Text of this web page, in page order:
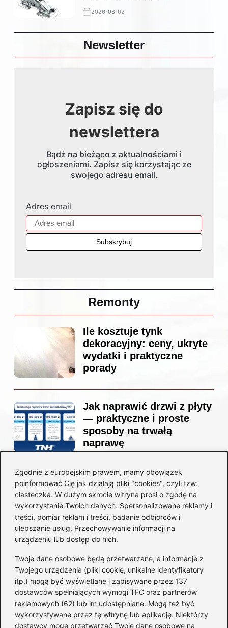
Zgodnie z europejskim prawem, mamy obowiązek
poinformować Cię jak działają pliki "cookies", czyli tzw.
ciasteczka. W dużym skrócie witryna prosi o zgodę na
wykorzystanie Twoich danych. Spersonalizowane reklamy i
treści, pomiar reklam i treści, badanie odbiorców i
ulepszanie usług. Przechowywanie informacji na
urządzeniu lub dostęp do nich.
Twoje dane osobowe będą przetwarzane, a informacje z
Twojego urządzenia (pliki cookie, unikalne identyfikatory
itp.) mogą być wyświetlane i zapisywane przez 137
dostawców spełniających wymogi TFC oraz partnerów
reklamowych (62) lub im udostępniane. Mogą też być
wykorzystywane przez tę witrynę lub aplikację. Niektórzy
dostawcy mogę przetwarzać Twoje dane osobowe na
2026-08-02
Newsletter
Zapisz się do
newslettera
Bądź na bieżąco z aktualnościami i
ogłoszeniami. Zapisz się korzystając ze
swojego adresu email.
Adres email
Remonty
Ile kosztuje tynk
dekoracyjny: ceny, ukryte
wydatki i praktyczne
porady
Jak naprawić drzwi z płyty
— praktyczne i proste
sposoby na trwałą
naprawę
Ile kosztuje projekt
łazienki u architekta —
ceny, które naprawdę
zaskoczą
Jak zamontować listwę
startową do styropianu
bez błędów: krok po kroku